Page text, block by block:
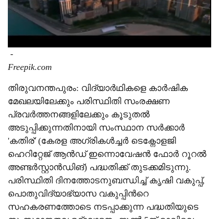
-
Freepik.com
തിരുവനന്തപുരം: വിദ്യാർഥികളെ കാർഷിക
മേഖലയിലേക്കും പരിസ്ഥിതി സംരക്ഷണ
പ്രവർത്തനങ്ങളിലേക്കും കൂടുതൽ
അടുപ്പിക്കുന്നതിനായി സംസ്ഥാന സർക്കാർ
'കതിര്' (കേരള അഗ്രികൾച്ചർ ടെക്നോളജി
ഹെറിറ്റേജ് ആൻഡ് ഇന്നൊവേഷൻ ഫോർ റൂറൽ
അണ്ടർസ്റ്റാൻഡിങ്) പദ്ധതിക്ക് തുടക്കമിടുന്നു.
പരിസ്ഥിതി ദിനത്തോടനുബന്ധിച്ച് കൃഷി വകുപ്പ്,
പൊതുവിദ്യാഭ്യാസ വകുപ്പിന്‍റെ
സഹകരണത്തോടെ നടപ്പാക്കുന്ന പദ്ധതിയുടെ